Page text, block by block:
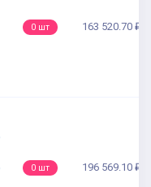
0 шт 163 520.70 ₽
0 шт 196 569.10 ₽